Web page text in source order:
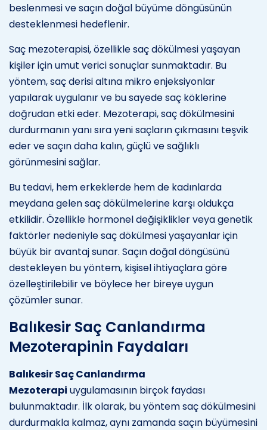
beslenmesi ve saçın doğal büyüme döngüsünün
desteklenmesi hedeflenir.
Saç mezoterapisi, özellikle saç dökülmesi yaşayan
kişiler için umut verici sonuçlar sunmaktadır. Bu
yöntem, saç derisi altına mikro enjeksiyonlar
yapılarak uygulanır ve bu sayede saç köklerine
doğrudan etki eder. Mezoterapi, saç dökülmesini
durdurmanın yanı sıra yeni saçların çıkmasını teşvik
eder ve saçın daha kalın, güçlü ve sağlıklı
görünmesini sağlar.
Bu tedavi, hem erkeklerde hem de kadınlarda
meydana gelen saç dökülmelerine karşı oldukça
etkilidir. Özellikle hormonel değişiklikler veya genetik
faktörler nedeniyle saç dökülmesi yaşayanlar için
büyük bir avantaj sunar. Saçın doğal döngüsünü
destekleyen bu yöntem, kişisel ihtiyaçlara göre
özelleştirilebilir ve böylece her bireye uygun
çözümler sunar.
Balıkesir Saç Canlandırma
Mezoterapinin Faydaları
Balıkesir Saç Canlandırma
Mezoterapi uygulamasının birçok faydası
bulunmaktadır. İlk olarak, bu yöntem saç dökülmesini
durdurmakla kalmaz, aynı zamanda saçın büyümesini